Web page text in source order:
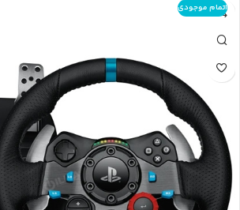
اتمام موجودی